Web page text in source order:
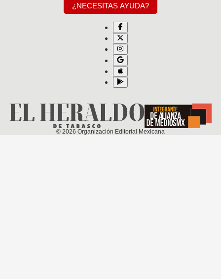
¿NECESITAS AYUDA?
© 2026 Organización Editorial Mexicana